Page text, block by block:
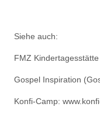
Siehe auch:
FMZ
Gospel Inspiration
Konfi-Camp: